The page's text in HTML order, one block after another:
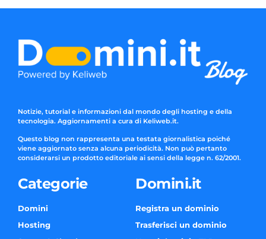
Notizie, tutorial e informazioni dal mondo degli hosting e della
tecnologia. Aggiornamenti a cura di Keliweb.it.
Questo blog non rappresenta una testata giornalistica poiché
viene aggiornato senza alcuna periodicità. Non può pertanto
considerarsi un prodotto editoriale ai sensi della legge n. 62/2001.
Categorie
Domini
Hosting
Domini.it
Registra un dominio
Trasferisci un dominio